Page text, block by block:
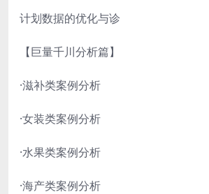
计划数据的优化与诊
【巨量千川分析篇】
·滋补类案例分析
·女装类案例分析
·水果类案例分析
·海产类案例分析